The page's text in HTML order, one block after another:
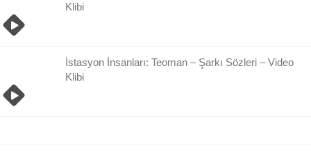
Klibi
İstasyon İnsanları: Teoman – Şarkı Sözleri – Video
Klibi